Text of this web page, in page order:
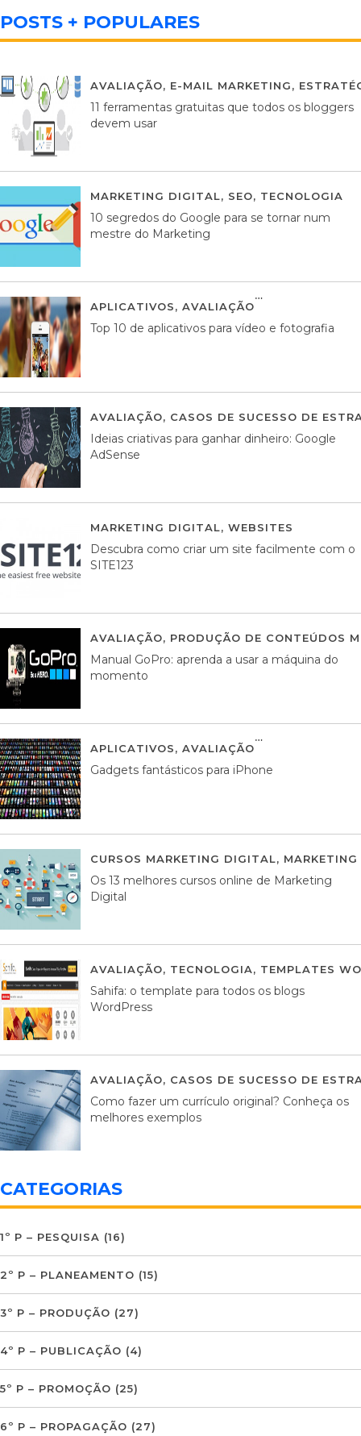
POSTS + POPULARES
AVALIAÇÃO, E-MAIL MARKETING,
11 ferramentas gratuitas que todos os bloggers
devem usar
MARKETING DIGITAL, SEO, TECNOLOGIA
10 segredos do Google para se tornar num
mestre do Marketing
APLICATIVOS, AVALIAÇÃO
Top 10 de aplicativos para vídeo e fotografia
AVALIAÇÃO, CASOS DE SUCESSO DE
Ideias criativas para ganhar dinheiro: Google
AdSense
MARKETING DIGITAL, WEBSITES
Descubra como criar um site facilmente com o
SITE123
AVALIAÇÃO, PRODUÇÃO DE CONTEÚDOS
Manual GoPro: aprenda a usar a máquina do
momento
APLICATIVOS, AVALIAÇÃO
Gadgets fantásticos para iPhone
CURSOS MARKETING DIGITAL,
Os 13 melhores cursos online de Marketing
Digital
AVALIAÇÃO, TECNOLOGIA, TEMPLATES
Sahifa: o template para todos os blogs
WordPress
AVALIAÇÃO, CASOS DE SUCESSO DE
Como fazer um currículo original? Conheça os
melhores exemplos
CATEGORIAS
1º P – PESQUISA (16)
2º P – PLANEAMENTO (15)
3º P – PRODUÇÃO (27)
4º P – PUBLICAÇÃO (4)
5º P – PROMOÇÃO (25)
6º P – PROPAGAÇÃO (27)